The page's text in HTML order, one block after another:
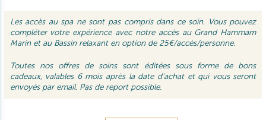
Les accès au spa ne sont pas compris dans ce soin. Vous pouvez
compléter votre expérience avec notre accès au Grand Hammam
Marin et au Bassin relaxant en option de 25€/accès/personne.
Toutes nos offres de soins sont éditées sous forme de bons
cadeaux, valables 6 mois après la date d'achat et qui vous seront
envoyés par email. Pas de report possible.